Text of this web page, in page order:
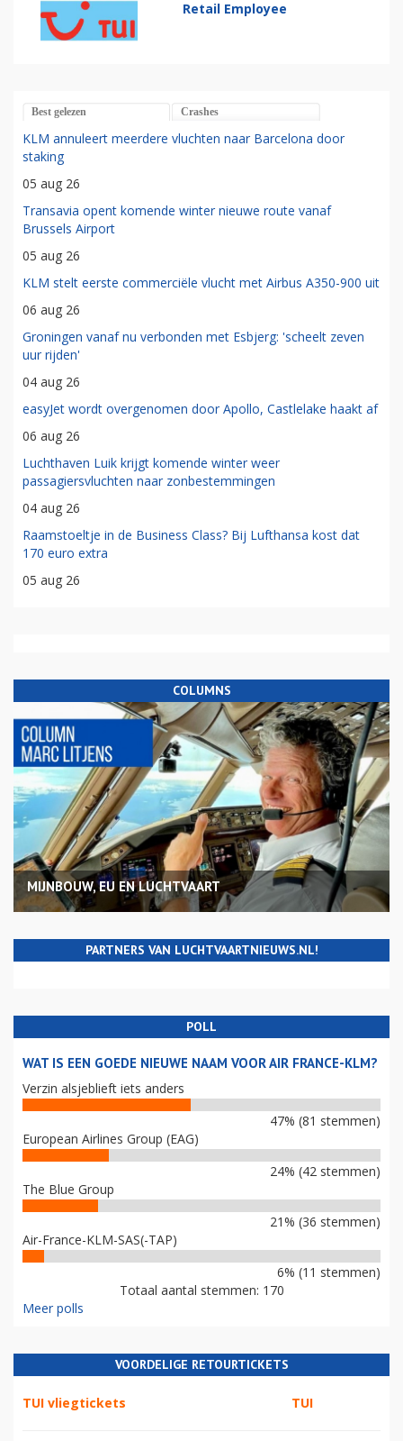
Retail Employee
Best gelezen Crashes
KLM annuleert meerdere vluchten naar Barcelona door
staking
05 aug 26
Transavia opent komende winter nieuwe route vanaf
Brussels Airport
05 aug 26
KLM stelt eerste commerciële vlucht met Airbus A350-900 uit
06 aug 26
Groningen vanaf nu verbonden met Esbjerg: 'scheelt zeven
uur rijden'
04 aug 26
easyJet wordt overgenomen door Apollo, Castlelake haakt af
06 aug 26
Luchthaven Luik krijgt komende winter weer
passagiersvluchten naar zonbestemmingen
04 aug 26
Raamstoeltje in de Business Class? Bij Lufthansa kost dat
170 euro extra
05 aug 26
COLUMNS
MIJNBOUW, EU EN LUCHTVAART
PARTNERS VAN LUCHTVAARTNIEUWS.NL!
POLL
WAT IS EEN GOEDE NIEUWE NAAM VOOR AIR FRANCE-KLM?
Verzin alsjeblieft iets anders
47% (81 stemmen)
European Airlines Group (EAG)
24% (42 stemmen)
The Blue Group
21% (36 stemmen)
Air-France-KLM-SAS(-TAP)
6% (11 stemmen)
Totaal aantal stemmen: 170
Meer polls
VOORDELIGE RETOURTICKETS
TUI vliegtickets TUI